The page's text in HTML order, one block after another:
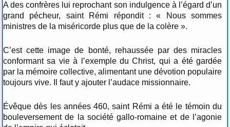
A des confrères lui reprochant son indulgence à l’égard d’un
grand pécheur, saint Rémi répondit : « Nous sommes
ministres de la miséricorde plus que de la colère ».
C’est cette image de bonté, rehaussée par des miracles
conformant sa vie à l’exemple du Christ, qui a été gardée
par la mémoire collective, alimentant une dévotion populaire
toujours vive. Il faut y ajouter l’audace missionnaire.
Évêque dès les années 460, saint Rémi a été le témoin du
bouleversement de la société gallo-romaine et de l’agonie